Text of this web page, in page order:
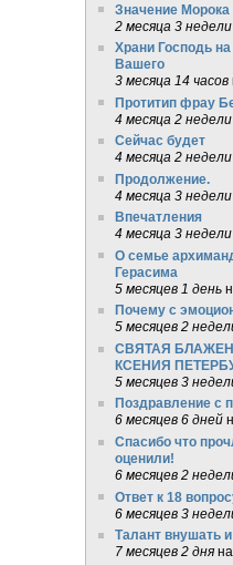
Значение Морока
2 месяца 3 недели
Храни Господь на
Вашего
3 месяца 14 часов
Протитип фрау
4 месяца 2 недели
Сейчас будет
4 месяца 2 недели
Продолжение.
4 месяца 3 недели
Впечатления
4 месяца 3 недели
О семье
Герасима
5 месяцев 1 день
Почему с
5 месяцев 2
СВЯТАЯ
КСЕНИЯ
5 месяцев 3
Поздравление с
6 месяцев 6 дней
Спасибо что
оценили!
6 месяцев 2
Ответ к 18
6 месяцев 3
Талант внушать и
7 месяцев 2 дня